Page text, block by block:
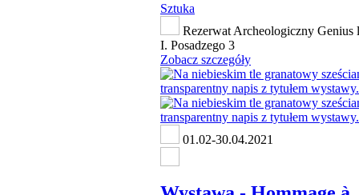
Sztuka
Rezerwat Archeologiczny Genius
I. Posadzego 3
Zobacz szczegóły
01.02-30.04.2021